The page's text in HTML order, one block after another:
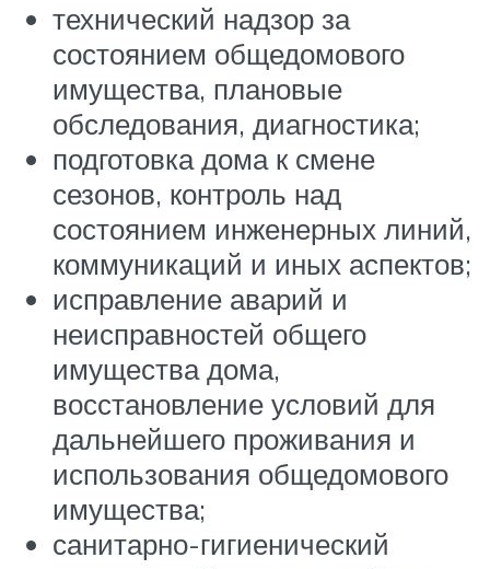
технический надзор за
состоянием общедомового
имущества, плановые
обследования, диагностика;
подготовка дома к смене
сезонов, контроль над
состоянием инженерных линий,
коммуникаций и иных аспектов;
исправление аварий и
неисправностей общего
имущества дома,
восстановление условий для
дальнейшего проживания и
использования общедомового
имущества;
санитарно-гигиенический